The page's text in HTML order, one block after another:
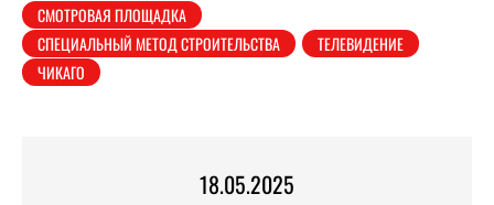
СМОТРОВАЯ ПЛОЩАДКА
СПЕЦИАЛЬНЫЙ МЕТОД СТРОИТЕЛЬСТВА
ТЕЛЕВИДЕНИЕ
ЧИКАГО
18.05.2025